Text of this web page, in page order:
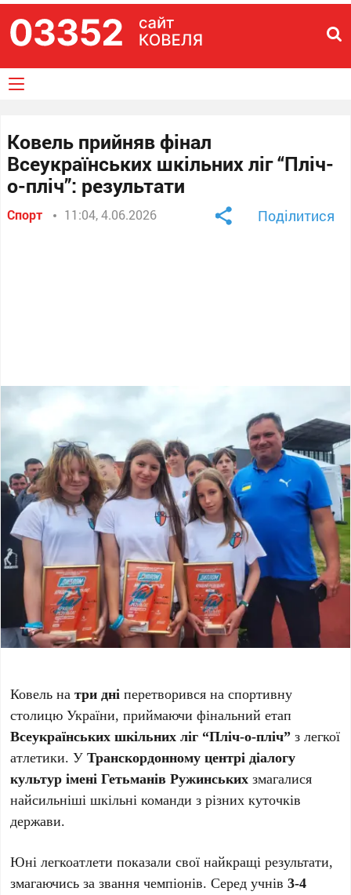
Ковель прийняв фінал
Всеукраїнських шкільних ліг “Пліч-
о-пліч”: результати
Спорт 11:04, 4.06.2026 Поділитися
Ковель натри дні перетворився на спортивну
столицю України, приймаючи фінальний етап
Всеукраїнських шкільних ліг “Пліч-о-пліч” з легкої
атлетики. УТранскордонному центрі діалогу
культур імені Гетьманів Ружинських змагалися
найсильніші шкільні команди з різних куточків
держави.
Юні легкоатлети показали свої найкращі результати,
змагаючись за звання чемпіонів. Серед учнів3-4